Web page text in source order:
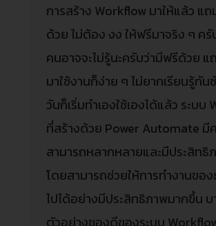
การสร้าง Workflow มาให้แล้ว แ
ด้วย ไม่ต้อง งง ให้ฟรีมาจริง ๆ ค
คนอาจจะไม่รู้นะครับว่ามีฟรีด้วย แ
มาใช้งานก็ง่าย ๆ ไม่ยากเรียนรู้กั
วันก็เริ่มทำเองใช้เองได้แล้ว ระบบ
ที่สร้างด้วย Power Automate มี
สามารถหลากหลายและมีประสิทธิ
โดยสามารถช่วยให้การทำงานขอ
ไปได้อย่างมีประสิทธิภาพมากขึ้น บ
ตัวอย่างของดีของระบบ